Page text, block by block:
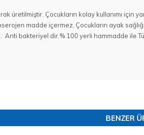
üretilmiştir. Çocukların kolay kullanımı
madde içermez. Çocukların ayak
Anti bakteriyel dir.% 100 yerli hammadde ile
BENZER